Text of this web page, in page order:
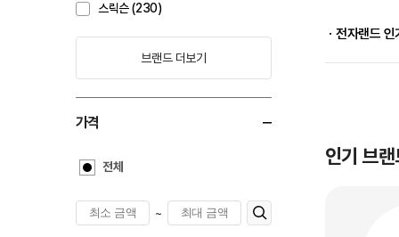
스릭슨 (230)
브랜드 더보기
가격
전체
~
ㆍ전자랜드 인
인기 브